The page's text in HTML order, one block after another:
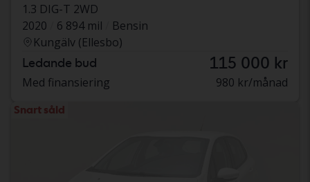
1.3 DIG-T 2WD
2020
6 894 mil
Bensin
Kungälv (Ellesbo)
Ledande bud 115 000 kr
Med finansiering 980 kr/månad
Snart såld